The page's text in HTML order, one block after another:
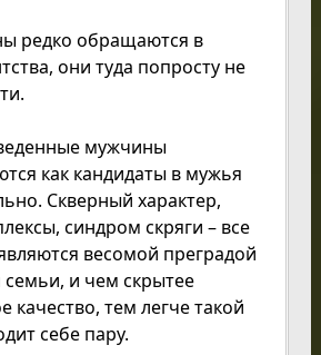
редко обращаются в
они туда попросту не
мужчины
как кандидаты в мужья
Скверный характер,
синдром скряги – все
весомой преградой
семьи, и чем скрытее
качество, тем легче такой
себе пару.